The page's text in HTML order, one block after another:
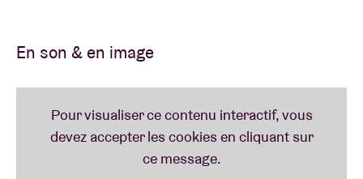
And Love Me’, paraît en 2023, porté par le single viral
« If You Don't Want My Love ». Au cours des trois
dernières années, Ngonda s’est produit dans des
salles et festivals du monde entier, tels que
Glastonbury ou Rock Werchter. Il a collaboré avec
Gorillaz et Jordan Rakei, et partagé la scène avec
En son & en image